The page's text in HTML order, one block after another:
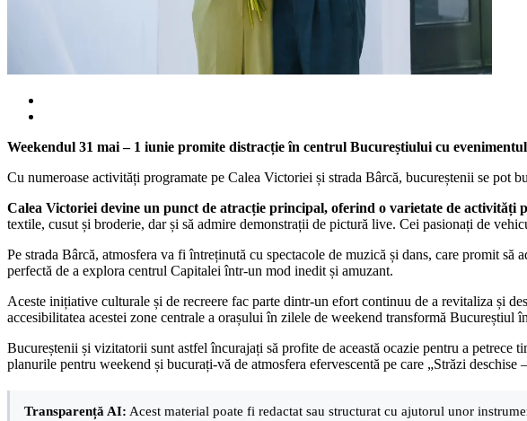
Weekendul 31 mai – 1 iunie promite distracție în centrul Bucureștiului cu
Cu numeroase activități programate pe Calea Victoriei și strada Bârcă, bucureștenii se pot
Calea Victoriei devine un punct de atracție principal, oferind o varietate de activități
textile, cusut și broderie, dar și să admire demonstrații de pictură live. Cei pasionați de
Pe strada Bârcă, atmosfera va fi întreținută cu spectacole de muzică și dans, care promit
perfectă de a explora centrul Capitalei într-un mod inedit și amuzant.
Aceste inițiative culturale și de recreere fac parte dintr-un efort continuu de a revitaliza și
accesibilitatea acestei zone centrale a orașului în zilele de weekend transformă
Bucureștenii și vizitatorii sunt astfel încurajați să profite de această ocazie pentru a
planurile pentru weekend și bucurați-vă de atmosfera efervescentă pe care „Străzi
Transparență AI: Acest material poate fi redactat sau structurat cu ajutorul unor